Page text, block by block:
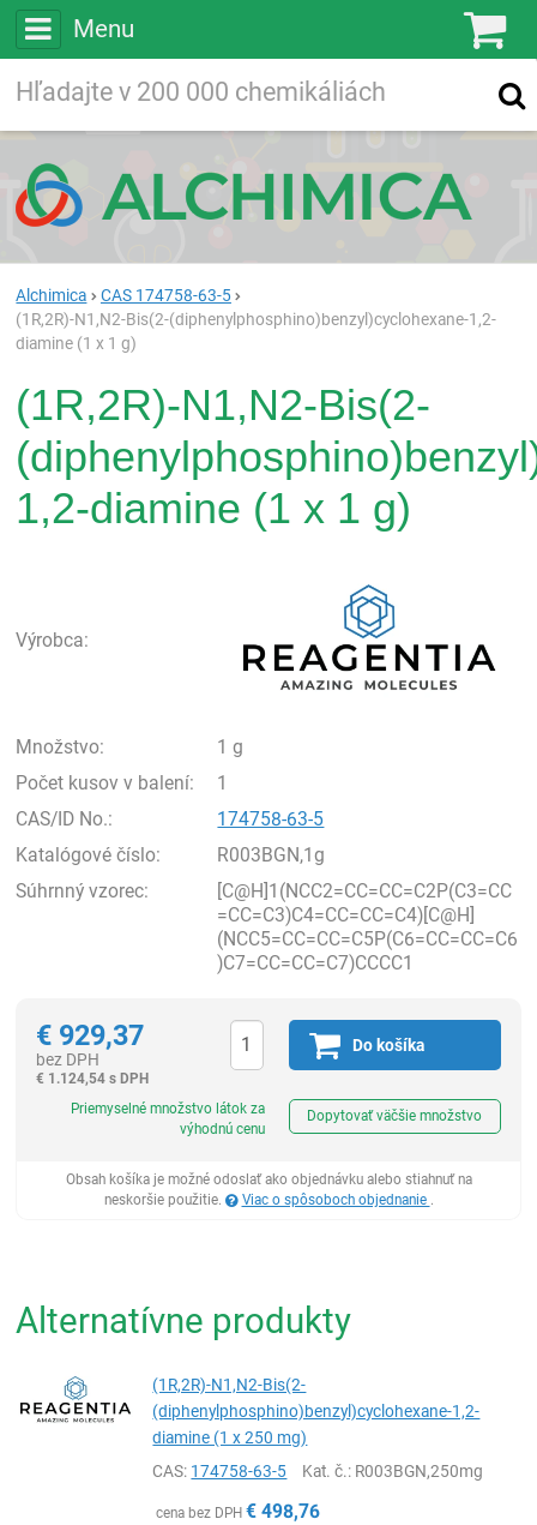
Menu
Vyhľadávanie
Alchimica
CAS 174758-63-5
(1R,2R)-N1,N2-Bis(2-(diphenylphosphino)benzyl)cyclohexane-1,2-
diamine (1 x 1 g)
(1R,2R)-N1,N2-Bis(2-
1,2-diamine (1 x 1 g)
Výrobca:
Množstvo:
1 g
Počet kusov v balení:
1
CAS/ID No.:
174758-63-5
Katalógové číslo:
R003BGN,1g
Súhrnný vzorec:
[C@H]1(NCC2=CC=CC=C2P(C3=CC
=CC=C3)C4=CC=CC=C4)[C@H]
(NCC5=CC=CC=C5P(C6=CC=CC=C6
)C7=CC=CC=C7)CCCC1
€ 929,37
bez DPH
€ 1.124,54 s DPH
Do košíka
Priemyselné množstvo látok za
výhodnú cenu
Dopytovať väčšie množstvo
Obsah košíka je možné odoslať ako objednávku alebo stiahnuť na
neskoršie použitie.
Viac o spôsoboch objednanie .
Alternatívne produkty
(1R,2R)-N1,N2-Bis(2-
(diphenylphosphino)benzyl)cyclohexane-1,2-
diamine (1 x 250 mg)
CAS: 174758-63-5 Kat. č.: R003BGN,250mg
cena bez DPH € 498,76